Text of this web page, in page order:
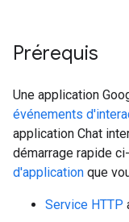
Prérequis
Une application
événements
application Chat
démarrage rapide
d'application que
Service HTTP